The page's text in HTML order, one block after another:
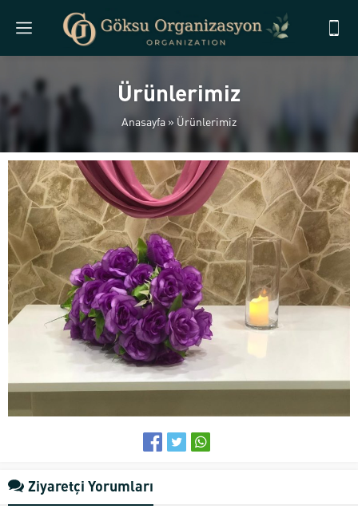
Ürünlerimiz
Anasayfa» Ürünlerimiz
Ziyaretçi Yorumları